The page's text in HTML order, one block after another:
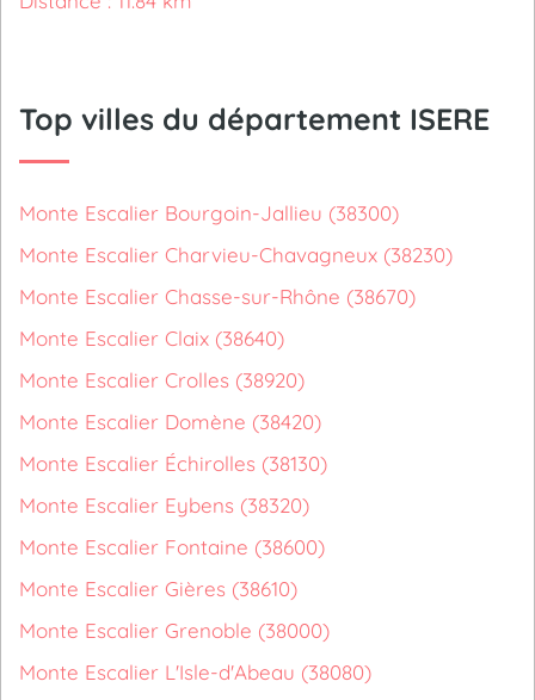
Top villes du département ISERE
Monte Escalier Bourgoin-Jallieu (38300)
Monte Escalier Charvieu-Chavagneux (38230)
Monte Escalier Chasse-sur-Rhône (38670)
Monte Escalier Claix (38640)
Monte Escalier Crolles (38920)
Monte Escalier Domène (38420)
Monte Escalier Échirolles (38130)
Monte Escalier Eybens (38320)
Monte Escalier Fontaine (38600)
Monte Escalier Gières (38610)
Monte Escalier Grenoble (38000)
Monte Escalier L'Isle-d'Abeau (38080)